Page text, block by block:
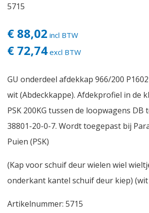
Contact
5715
€ 88,02 incl BTW
€ 72,74 excl BTW
GU onderdeel afdekkap 966/200 P1602
wit (Abdeckkappe). Afdekprofiel in de
PSK 200KG tussen de loopwagens DB
38801-20-0-7. Wordt toegepast bij
Puien (PSK)
(Kap voor schuif deur wielen wiel
onderkant kantel schuif deur kiep)
Artikelnummer: 5715